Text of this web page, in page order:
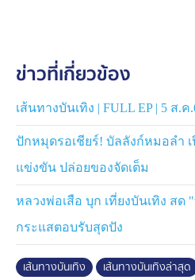
ข่าวที่เกี่ยวข้อง
เส้นทางบันเทิง | FULL EP | 5 ส.ค
ปักหมุดรอเชียร์! บัลลังก์หมอลำ เ
แข่งขัน ปล่อยของจัดเต็ม
หลวงพ่อเสือ บุก เที่ยงบันเทิง
กระแสตอบรับสุดปัง
เส้นทางบันเทิง เส้นทางบันเทิงล่าสุด